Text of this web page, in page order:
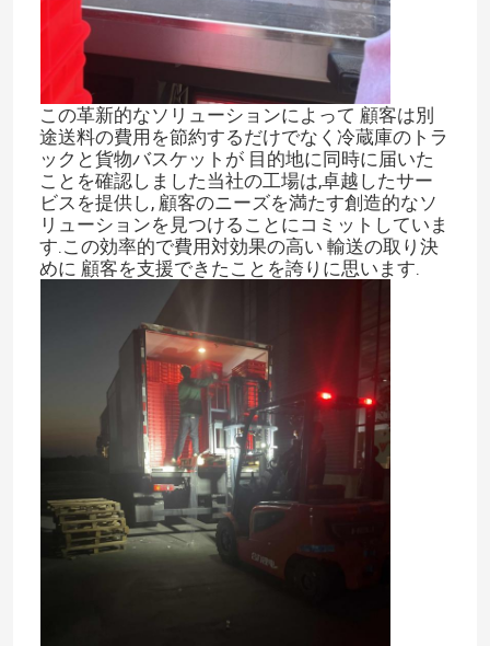
この革新的なソリューションによって 顧客は別
途送料の費用を節約するだけでなく冷蔵庫のトラ
ックと貨物バスケットが 目的地に同時に届いた
ことを確認しました当社の工場は,卓越したサー
ビスを提供し, 顧客のニーズを満たす創造的なソ
リューションを見つけることにコミットしていま
す.この効率的で費用対効果の高い 輸送の取り決
めに 顧客を支援できたことを誇りに思います.